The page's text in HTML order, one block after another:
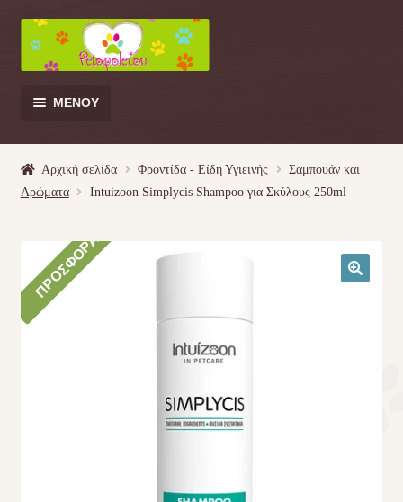
Απευθείας
μετάβαση
στην
πλοήγηση
Μετάβαση
σε
περιεχόμενο
ΜΕΝΟΎ
Σκύλος
Κουνέλι
Αρχική σελίδα Φροντίδα - Είδη Υγιεινής
Σαμπουάν και
Αρώματα
Intuizoon Simplycis Shampoo για Σκύλους 250ml
ΠΡΟΣΦΟΡΆ!